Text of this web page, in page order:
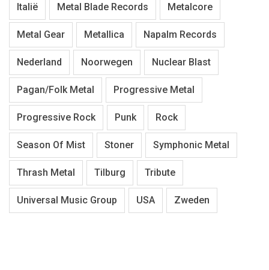
Italië Metal Blade Records Metalcore
Metal Gear Metallica Napalm Records
Nederland Noorwegen Nuclear Blast
Pagan/Folk Metal Progressive Metal
Progressive Rock Punk Rock
Season Of Mist Stoner Symphonic Metal
Thrash Metal Tilburg Tribute
Universal Music Group USA Zweden